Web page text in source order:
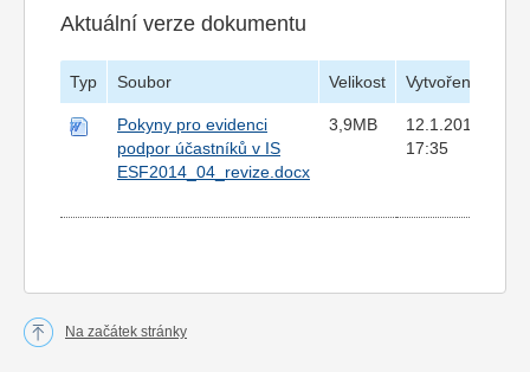
Aktuální verze dokumentu
Typ Soubor Velikost Vytvořeno
Pokyny pro evidenci
podpor účastníků v IS
ESF2014_04_revize.docx
3,9MB
12.1.2017
17:35
Na začátek stránky